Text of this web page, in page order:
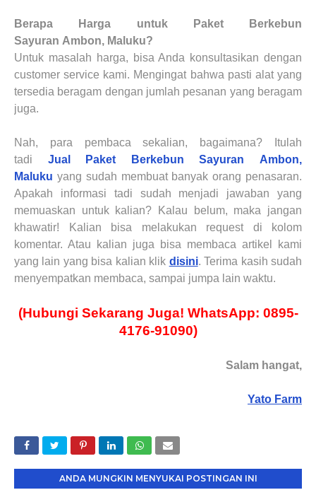
Berapa Harga untuk
Paket Berkebun
Sayuran Ambon, Maluku?
Untuk masalah harga, bisa Anda konsultasikan dengan
customer service kami. Mengingat bahwa pasti alat yang
tersedia beragam dengan jumlah pesanan yang beragam
juga.
Nah, para pembaca sekalian, bagaimana? Itulah
tadi Jual Paket Berkebun Sayuran Ambon,
Maluku yang sudah membuat banyak orang penasaran.
Apakah informasi tadi sudah menjadi jawaban yang
memuaskan untuk kalian? Kalau belum, maka jangan
khawatir! Kalian bisa melakukan request di kolom
komentar. Atau kalian juga bisa membaca artikel kami
yang lain yang bisa kalian klik disini. Terima kasih sudah
menyempatkan membaca, sampai jumpa lain waktu.
(Hubungi Sekarang Juga! WhatsApp: 0895-
4176-91090)
Salam hangat,
Yato Farm
ANDA MUNGKIN MENYUKAI POSTINGAN INI